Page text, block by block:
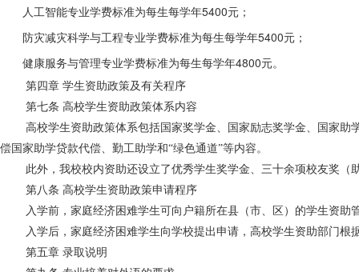
人工智能专业学费标准为每生每学年5400元；
防灾减灾科学与工程专业学费标准为每生每学年5400元；
健康服务与管理专业学费标准为每生每学年4800元。
第四章 学生资助政策及有关程序
第七条 高校学生资助政策体系内容
高校学生资助政策体系包括国家奖学金、国家励志奖学金、国家
偿 国家助学贷款代偿、勤工助学和“绿色通道”等内容。
此外，我校校内资助还设立了优秀学生奖学金、三十余项校友奖
第八条 高校学生资助政策申请程序
入学前， 家庭经济困难学生可向户籍所在县（市、区）的学生资助
入学后，家庭经济困难学生向学校提出申请， 高校学生资助部门根
第五章 录取说明